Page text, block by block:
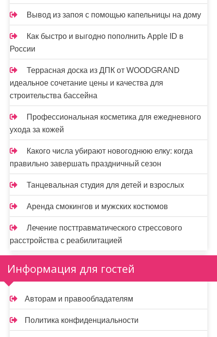
Вывод из запоя с помощью капельницы на дому
Как быстро и выгодно пополнить Apple ID в
России
Террасная доска из ДПК от WOODGRAND
идеальное сочетание цены и качества для
строительства бассейна
Профессиональная косметика для ежедневного
ухода за кожей
Какого числа убирают новогоднюю елку: когда
правильно завершать праздничный сезон
Танцевальная студия для детей и взрослых
Аренда смокингов и мужских костюмов
Лечение посттравматического стрессового
расстройства с реабилитацией
Информация для гостей
Авторам и правообладателям
Политика конфиденциальности